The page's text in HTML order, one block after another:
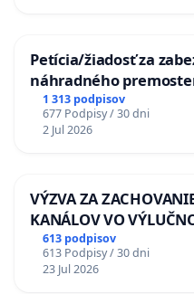
Petícia/žiadosť za
náhradného
uzávery Vážskeho
1 313 podpisov
677 Podpisy / 30 dni
2 Jul 2026
VÝZVA ZA
KANÁLOV VO
KONTROLOU
na riešenie
odvodňovacích
613 podpisov
613 Podpisy / 30 dni
23 Jul 2026